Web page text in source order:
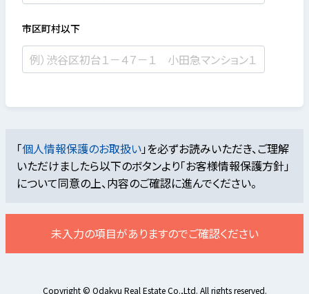
市区町村以下
「個人情報保護のお取扱い」を必ずお読みいただき、ご理解
いただけましたら以下のボタンより「お客様情報保護方針」
について同意の上、内容のご確認に進んでください。
未入力の項目がありますのでご確認ください
Copyright © Odakyu Real Estate Co.,Ltd. All rights reserved.